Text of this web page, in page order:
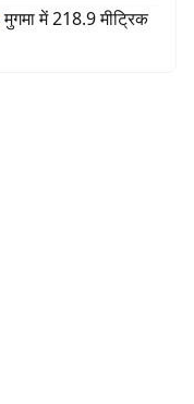
मुगमा में 218.9 मीट्रिक